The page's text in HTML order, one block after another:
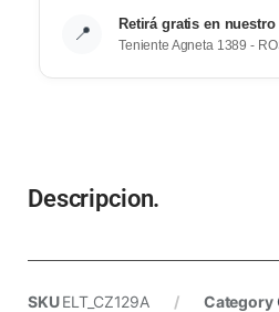
📍 Retirá gratis en nuestro
Teniente Agneta 1389 -
Descripcion.
SKUELT_CZ129A Category